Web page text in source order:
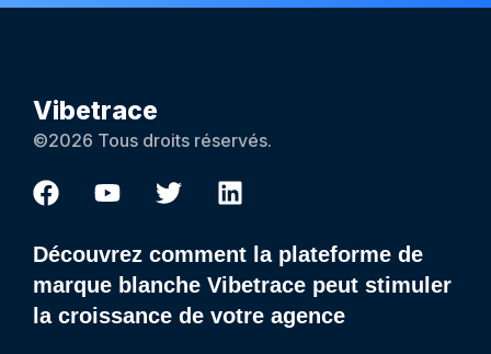
Vibetrace
©2026 Tous droits réservés.
Découvrez comment la plateforme de
marque blanche Vibetrace peut stimuler
la croissance de votre agence